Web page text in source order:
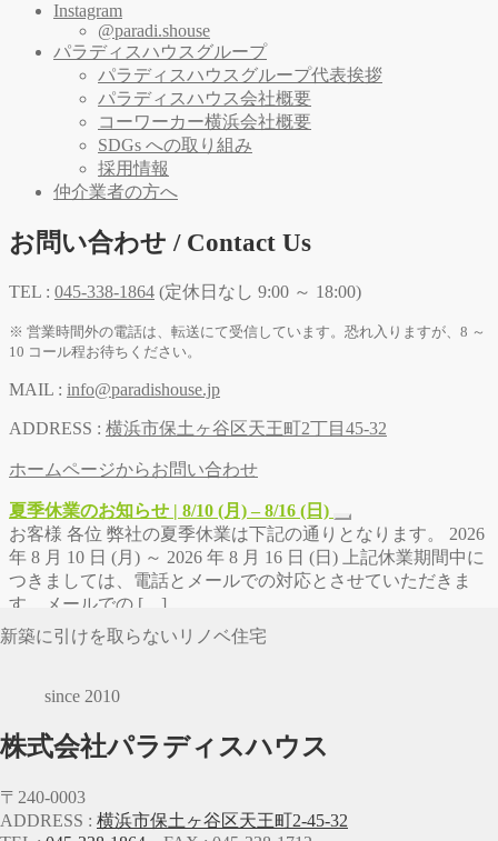
新築に引けを取らないリノベ住宅
since 2010
株式会社パラディスハウス
〒240-0003
ADDRESS : 横浜市保土ヶ谷区天王町2-45-32
Instagram
@paradi.shouse
パラディスハウスグループ
パラディスハウスグループ代表挨拶
パラディスハウス会社概要
コーワーカー横浜会社概要
SDGs への取り組み
採用情報
仲介業者の方へ
お問い合わせ / Contact Us
TEL : 045-338-1864 (定休日なし 9:00 ～ 18:00)
※ 営業時間外の電話は、転送にて受信しています。恐れ入りますが、8 ～
10 コール程お待ちください。
MAIL : info@paradishouse.jp
ADDRESS : 横浜市保土ヶ谷区天王町2丁目45-32
ホームページからお問い合わせ
夏季休業のお知らせ | 8/10 (月) – 8/16 (日)
お客様 各位 弊社の夏季休業は下記の通りとなります。 2026
年 8 月 10 日 (月) ～ 2026 年 8 月 16 日 (日) 上記休業期間中に
つきましては、電話とメールでの対応とさせていただきま
す。メールでの […]